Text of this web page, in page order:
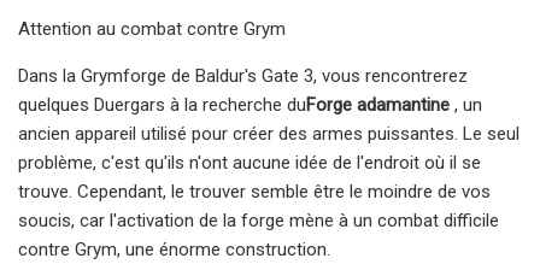
Attention au combat contre Grym
Dans la Grymforge de Baldur's Gate 3, vous rencontrerez
quelques Duergars à la recherche duForge adamantine , un
ancien appareil utilisé pour créer des armes puissantes. Le seul
problème, c'est qu'ils n'ont aucune idée de l'endroit où il se
trouve. Cependant, le trouver semble être le moindre de vos
soucis, car l'activation de la forge mène à un combat difficile
contre Grym, une énorme construction.